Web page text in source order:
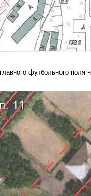
футбольного поля